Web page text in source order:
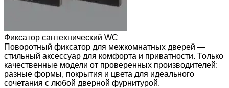
Фиксатор сантехнический WC
Поворотный фиксатор для межкомнатных дверей —
стильный аксессуар для комфорта и приватности. Только
качественные модели от проверенных производителей:
разные формы, покрытия и цвета для идеального
сочетания с любой дверной фурнитурой.